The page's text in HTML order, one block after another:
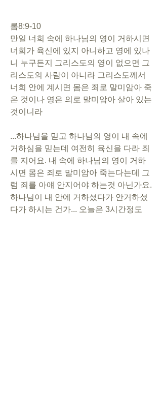
롬8:9-10
만일 너희 속에 하나님의 영이 거하시면
너희가 육신에 있지 아니하고 영에 있나
니 누구든지 그리스도의 영이 없으면 그
리스도의 사람이 아니라 그리스도께서
너희 안에 계시면 몸은 죄로 말미암아 죽
은 것이나 영은 의로 말미암아 살아 있는
것이니라
...하나님을 믿고 하나님의 영이 내 속에
거하심을 믿는데 여전히 육신을 다라 죄
를 지어요. 내 속에 하나님의 영이 거하
시면 몸은 죄로 말미암아 죽는다는데 그
럼 죄를 아얘 안지어야 하는것 아닌가요.
하나님이 내 안에 거하셨다가 안거하셨
다가 하시는 건가... 오늘은 3시간정도